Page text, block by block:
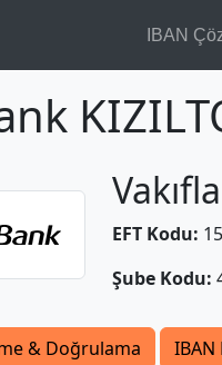
IBAN
EFT Kodu: 15
Şube Kodu:
& Doğrulama